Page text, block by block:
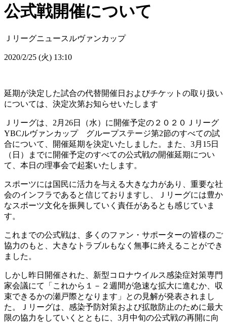
公式戦開催について
Ｊリーグニュース ルヴァンカップ
2020/2/25 (火) 13:10
延期が決定した試合の代替開催日およびチケットの取り扱い
については、決定次第お知らせいたします
Ｊリーグは、2月26日（水）に開催予定の２０２０Ｊリーグ
YBCルヴァンカップ グループステージ第2節のすべての試
合について、開催延期を決定いたしました。また、3月15日
（日）までに開催予定のすべての公式戦の開催延期につい
て、本日の理事会で起案いたします。
スポーツには国民に活力を与える大きな力があり、重要な社
会のインフラであると信じておりますし、Ｊリーグには豊か
なスポーツ文化を振興していく責任があるとも感じていま
す。
これまでの公式戦は、多くのファン・サポーターの皆様のご
協力のもと、大きなトラブルもなく無事に終えることができ
ました。
しかし昨日開催された、新型コロナウイルス感染症対策専門
家会議にて「これから１－２週間が急速な拡大に進むか、収
束できるかの瀬戸際となります」との見解が発表されまし
た。Ｊリーグは、感染予防対策および拡散防止のために最大
限の協力をしていくとともに、3月中旬の公式戦の再開に向